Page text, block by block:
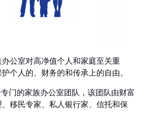
公室对高净值个人和家庭至关重
个人的、财务的和传承上的自由。
门的家族办公室团队，该团队由财富
移民专家、私人银行家、信托和保